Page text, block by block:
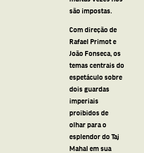
são impostas.
Com direção de
Rafael Primot e
João Fonseca, os
temas centrais do
espetáculo sobre
dois guardas
imperiais
proibidos de
olhar para o
esplendor do Taj
Mahal em sua